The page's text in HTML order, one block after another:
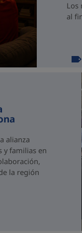
Los
al
alianza
y familias en
la región